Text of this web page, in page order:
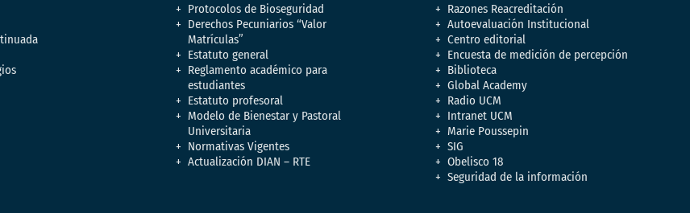
Protocolos de Bioseguridad
Derechos Pecuniarios “Valor
Matrículas”
Estatuto general
Reglamento académico para
estudiantes
Estatuto profesoral
Modelo de Bienestar y Pastoral
Universitaria
Normativas Vigentes
Actualización DIAN – RTE
Razones Reacreditación
Autoevaluación Institucional
Centro editorial
Encuesta de medición de percepción
Biblioteca
Global Academy
Radio UCM
Intranet UCM
Marie Poussepin
SIG
Obelisco 18
Seguridad de la información